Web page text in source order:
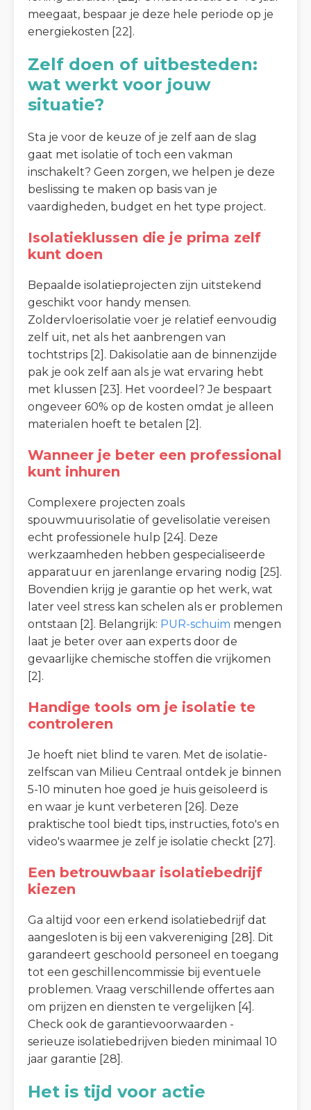
meegaat, bespaar je deze hele periode op je
energiekosten [22].
Zelf doen of uitbesteden:
wat werkt voor jouw
situatie?
Sta je voor de keuze of je zelf aan de slag
gaat met isolatie of toch een vakman
inschakelt? Geen zorgen, we helpen je deze
beslissing te maken op basis van je
vaardigheden, budget en het type project.
Isolatieklussen die je prima zelf
kunt doen
Bepaalde isolatieprojecten zijn uitstekend
geschikt voor handy mensen.
Zoldervloerisolatie voer je relatief eenvoudig
zelf uit, net als het aanbrengen van
tochtstrips [2]. Dakisolatie aan de binnenzijde
pak je ook zelf aan als je wat ervaring hebt
met klussen [23]. Het voordeel? Je bespaart
ongeveer 60% op de kosten omdat je alleen
materialen hoeft te betalen [2].
Wanneer je beter een professional
kunt inhuren
Complexere projecten zoals
spouwmuurisolatie of gevelisolatie vereisen
echt professionele hulp [24]. Deze
werkzaamheden hebben gespecialiseerde
apparatuur en jarenlange ervaring nodig [25].
Bovendien krijg je garantie op het werk, wat
later veel stress kan schelen als er problemen
ontstaan [2]. Belangrijk: PUR-schuim mengen
laat je beter over aan experts door de
gevaarlijke chemische stoffen die vrijkomen
[2].
Handige tools om je isolatie te
controleren
Je hoeft niet blind te varen. Met de isolatie-
zelfscan van Milieu Centraal ontdek je binnen
5-10 minuten hoe goed je huis geïsoleerd is
en waar je kunt verbeteren [26]. Deze
praktische tool biedt tips, instructies, foto's en
video's waarmee je zelf je isolatie checkt [27].
Een betrouwbaar isolatiebedrijf
kiezen
Ga altijd voor een erkend isolatiebedrijf dat
aangesloten is bij een vakvereniging [28]. Dit
garandeert geschoold personeel en toegang
tot een geschillencommissie bij eventuele
problemen. Vraag verschillende offertes aan
om prijzen en diensten te vergelijken [4].
Check ook de garantievoorwaarden -
serieuze isolatiebedrijven bieden minimaal 10
jaar garantie [28].
Het is tijd voor actie